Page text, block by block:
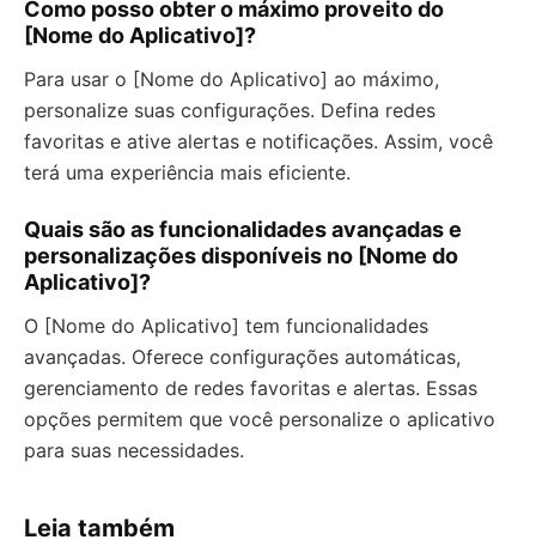
Como posso obter o máximo proveito do
[Nome do Aplicativo]?
Para usar o [Nome do Aplicativo] ao máximo,
personalize suas configurações. Defina redes
favoritas e ative alertas e notificações. Assim, você
terá uma experiência mais eficiente.
Quais são as funcionalidades avançadas e
personalizações disponíveis no [Nome do
Aplicativo]?
O [Nome do Aplicativo] tem funcionalidades
avançadas. Oferece configurações automáticas,
gerenciamento de redes favoritas e alertas. Essas
opções permitem que você personalize o aplicativo
para suas necessidades.
Leia também